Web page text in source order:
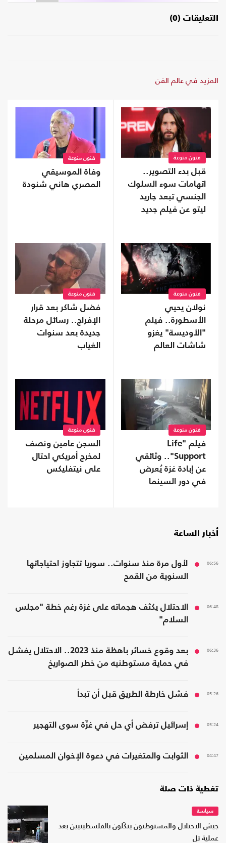
التعليقات (0)
المزيد في عالم الفن
فنون منوعة
قبل بدء التصوير..
اتهامات سوء السلوك
الجنسي تبعد جاريد
ليتو عن فيلم جديد
فنون منوعة
وفاة الموسيقي
المصري هاني شنودة
فنون منوعة
نولان يحيي
الأسطورة.. فيلم
"الأوديسة" يغزو
شاشات العالم
فنون منوعة
فضل شاكر بعد قرار
الإفراج.. رسائل مرحلة
جديدة بعد سنوات
الغياب
فنون منوعة
فيلم "Life
Support".. وثائقي
عن إبادة غزة يُعرض
في دور السينما
فنون منوعة
السجن عامين ونصف
لمخرج أمريكي احتال
على نيتفليكس
أخبار الساعة
06:56
لأول مرة منذ سنوات.. سوريا تتجاوز احتياجاتها
السنوية من القمح
06:48
الاحتلال يكثف هجماته على غزة رغم خطة "مجلس
السلام"
06:36
بعد وقوع خسائر باهظة منذ 2023.. الاحتلال يفشل
في حماية مستوطنيه من خطر الصواريخ
05:26 فشل خارطة الطريق قبل أن تبدأ
05:24 إسرائيل ترفض أي حل في غزّة سوى التهجير
04:47 الثوابت والمتغيرات في دعوة الإخوان المسلمين
تغطية ذات صلة
سياسة
جيش الاحتلال والمستوطنون ينكّلون بالفلسطينيين بعد
عملية تل